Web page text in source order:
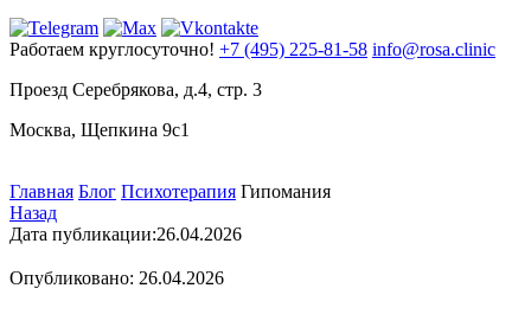
Работаем круглосуточно! +7 (495) 225-81-58 info@rosa.clinic
Проезд Серебрякова, д.4, стр. 3
Москва, Щепкина 9с1
Главная Блог Психотерапия Гипомания
Назад
Дата публикации:26.04.2026
Опубликовано: 26.04.2026